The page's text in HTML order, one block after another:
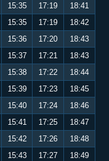
15:35 17:19
18:41
15:35 17:19
18:42
15:36 17:20
18:43
15:37 17:21
18:43
15:38 17:22
18:44
15:39 17:23
18:45
15:40 17:24
18:46
15:41 17:25
18:47
15:42 17:26
18:48
15:43 17:27
18:49